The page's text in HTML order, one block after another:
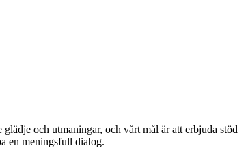
och utmaningar, och vårt mål är att erbjuda stöd
en meningsfull dialog.